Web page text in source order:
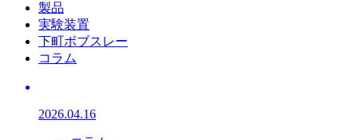
製品
実験装置
下町ボブスレー
コラム
2026.04.16